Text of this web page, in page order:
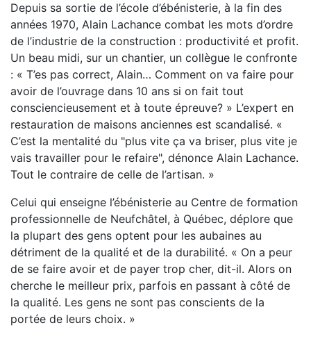
Depuis sa sortie de l’école d’ébénisterie, à la fin des
années 1970, Alain Lachance combat les mots d’ordre
de l’industrie de la construction : productivité et profit.
Un beau midi, sur un chantier, un collègue le confronte
: « T’es pas correct, Alain… Comment on va faire pour
avoir de l’ouvrage dans 10 ans si on fait tout
consciencieusement et à toute épreuve? » L’expert en
restauration de maisons anciennes est scandalisé. «
C’est la mentalité du "plus vite ça va briser, plus vite je
vais travailler pour le refaire", dénonce Alain Lachance.
Tout le contraire de celle de l’artisan. »
Celui qui enseigne l’ébénisterie au Centre de formation
professionnelle de Neufchâtel, à Québec, déplore que
la plupart des gens optent pour les aubaines au
détriment de la qualité et de la durabilité. « On a peur
de se faire avoir et de payer trop cher, dit-il. Alors on
cherche le meilleur prix, parfois en passant à côté de
la qualité. Les gens ne sont pas conscients de la
portée de leurs choix. »